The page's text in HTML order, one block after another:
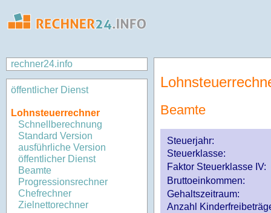
rechner24.info
öffentlicher Dienst
Lohnsteuerrechner
Schnellberechnung
Standard Version
ausführliche Version
öffentlicher Dienst
Beamte
Progressionsrechner
Chefrechner
Zielnettorechner
Beamte
Steuerjahr:
Steuerklasse:
Faktor Steuerklasse IV:
Bruttoeinkommen:
Gehaltszeitraum:
Anzahl